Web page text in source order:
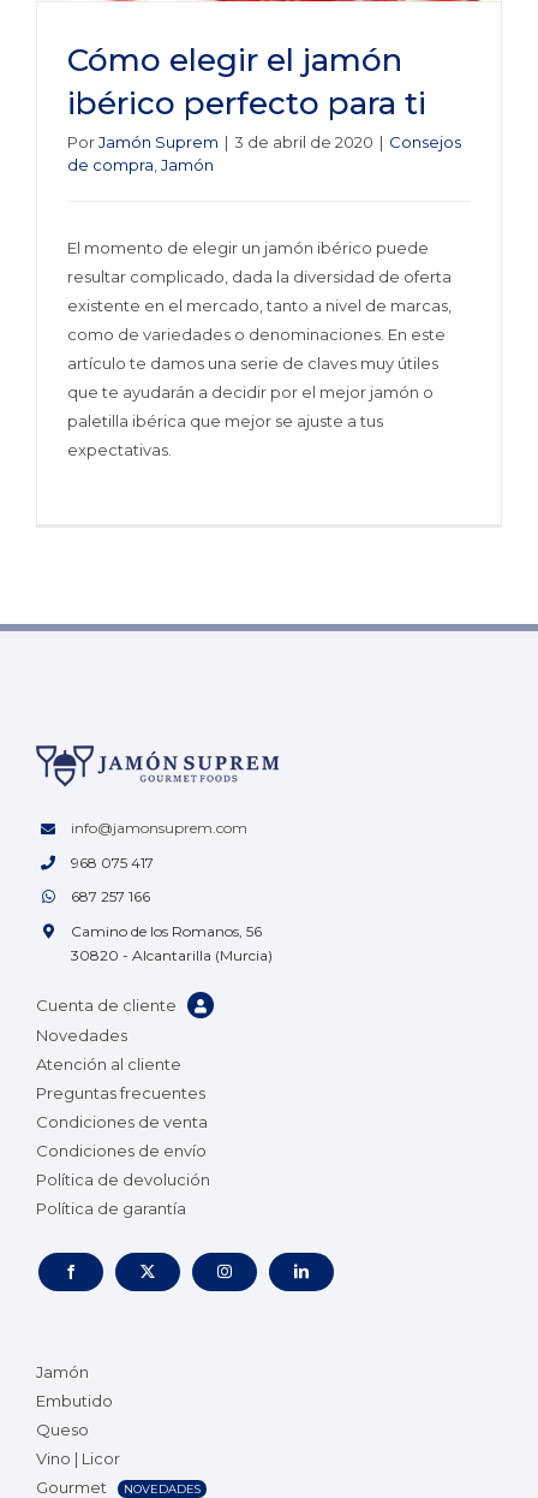
Cómo elegir el jamón
ibérico perfecto para ti
PorJamón Suprem | 3 de abril de 2020 | Consejos
de compra,Jamón
El momento de elegir un jamón ibérico puede
resultar complicado, dada la diversidad de oferta
existente en el mercado, tanto a nivel de marcas,
como de variedades o denominaciones. En este
artículo te damos una serie de claves muy útiles
que te ayudarán a decidir por el mejor jamón o
paletilla ibérica que mejor se ajuste a tus
expectativas.
info@jamonsuprem.com
968 075 417
687 257 166
Camino de los Romanos, 56
30820 - Alcantarilla (Murcia)
Cuenta de cliente
Novedades
Atención al cliente
Preguntas frecuentes
Condiciones de venta
Condiciones de envío
Política de devolución
Política de garantía
Jamón
Embutido
Queso
Vino | Licor
Gourmet
NOVEDADES